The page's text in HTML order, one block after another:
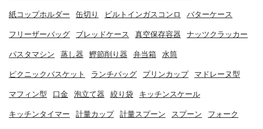
紙コップホルダー 缶切り ビルトインガスコンロ バターケース
フリーザーバッグ ブレッドケース 真空保存容器 ナッツクラッカー
パスタマシン 蒸し器 鰹節削り器 弁当箱 水筒
ピクニックバスケット ランチバッグ プリンカップ マドレーヌ型
マフィン型 口金 泡立て器 絞り袋 キッチンスケール
キッチンタイマー 計量カップ 計量スプーン スプーン フォーク